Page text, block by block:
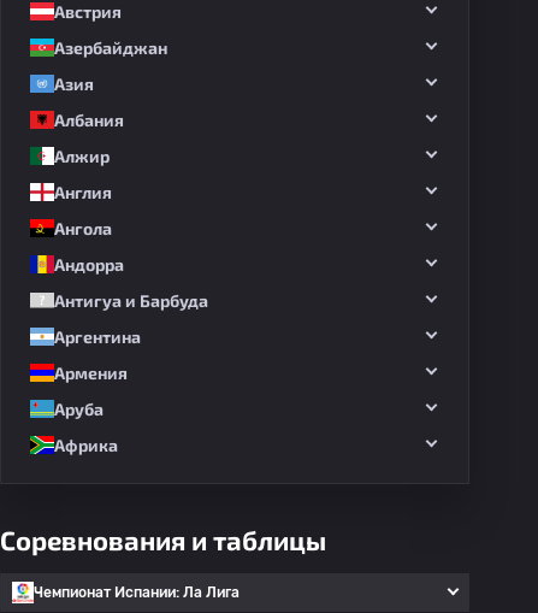
Австрия
Азербайджан
Азия
Албания
Алжир
Англия
Ангола
Андорра
Антигуа и Барбуда
Аргентина
Армения
Аруба
Африка
Соревнования и таблицы
Чемпионат Испании: Ла Лига